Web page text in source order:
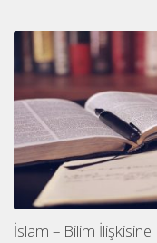
İslam – Bilim İlişkisine